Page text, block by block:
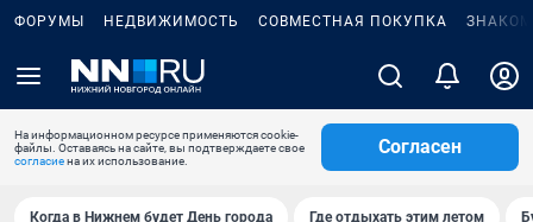
ФОРУМЫ НЕДВИЖИМОСТЬ СОВМЕСТНАЯ ПОКУПКА
На информационном ресурсе применяются cookie-
файлы. Оставаясь на сайте, вы подтверждаете свое
согласиена их использование.
Согласен
Когда в Нижнем будет День города Где отдыхать этим летом